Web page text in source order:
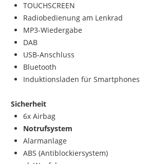
TOUCHSCREEN
Radiobedienung am Lenkrad
MP3-Wiedergabe
DAB
USB-Anschluss
Bluetooth
Induktionsladen für Smartphones
Sicherheit
6x Airbag
Notrufsystem
Alarmanlage
ABS (Antiblockiersystem)